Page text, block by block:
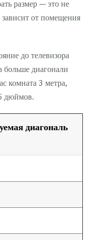
размер — это не
от помещения
до телевизора
диагонали
комната 3 метра,
дюймов.
диагональ